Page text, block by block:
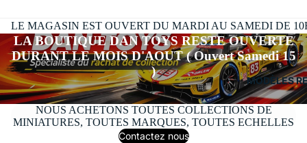
MODÈLES
LE MAGASIN EST OUVERT DU MARDI AU SAMEDI DE
LA BOUTIQUE DAN TOYS RESTE OUVERTE
DURANT LE MOIS D'AOUT ( Ouvert Samedi 15
)
NOUS ACHETONS TOUTES COLLECTIONS DE
MINIATURES, TOUTES MARQUES, TOUTES ECHELLES
Contactez nous